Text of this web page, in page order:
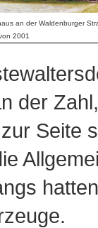
an der Waldenburger
2001
der
Seite